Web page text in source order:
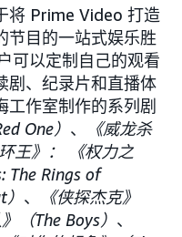
将 Prime Video 打造
节目的一站式娱乐胜
可以定制自己的观看
剧、纪录片和直播体
工作室制作的系列剧
One） 、
《威龙杀
环王》： 《权力之
The Rings of
、
《侠探杰克》
（The Boys） 、